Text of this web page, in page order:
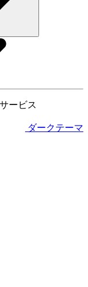
ダークテーマ
ービス